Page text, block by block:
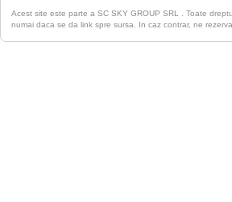
Acest site este parte a SC SKY GROUP SRL . Toate
numai daca se da link spre sursa. In caz contrar, ne